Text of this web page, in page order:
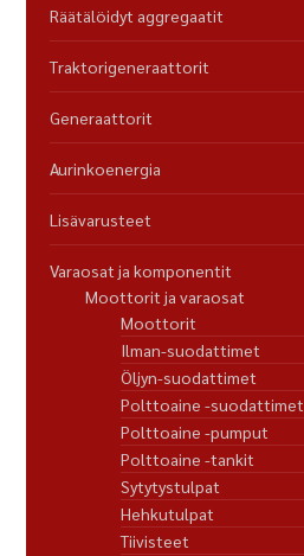
Räätälöidyt aggregaatit
Traktorigeneraattorit
Generaattorit
Aurinkoenergia
Lisävarusteet
Varaosat ja komponentit
Moottorit ja varaosat
Moottorit
Ilman-suodattimet
Öljyn-suodattimet
Polttoaine -suodattimet
Polttoaine -pumput
Polttoaine -tankit
Sytytystulpat
Hehkutulpat
Tiivisteet